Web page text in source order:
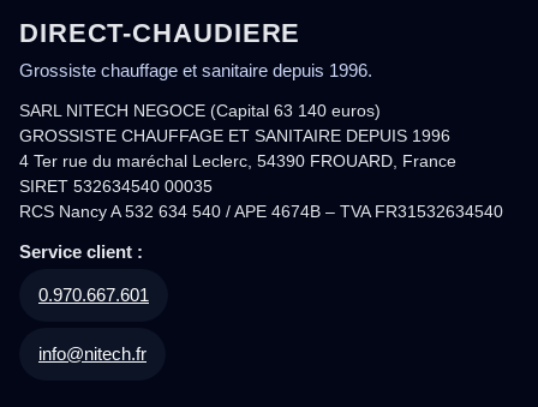
DIRECT-CHAUDIERE
Grossiste chauffage et sanitaire depuis 1996.
SARL NITECH NEGOCE (Capital 63 140 euros)
GROSSISTE CHAUFFAGE ET SANITAIRE DEPUIS 1996
4 Ter rue du maréchal Leclerc, 54390 FROUARD, France
SIRET 532634540 00035
RCS Nancy A 532 634 540 / APE 4674B – TVA FR31532634540
Service client :
0.970.667.601
info@nitech.fr